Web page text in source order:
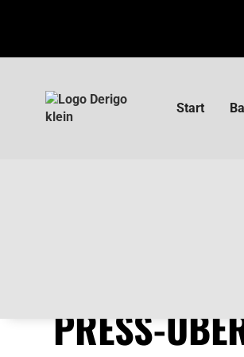
Start
PRESS-